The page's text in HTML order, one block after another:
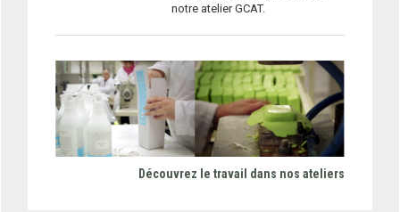
notre atelier GCAT.
Découvrez le travail dans nos ateliers